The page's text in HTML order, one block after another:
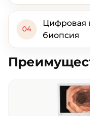
тяжелый
засыпаете,
остается
04
Цифровая
биопсия